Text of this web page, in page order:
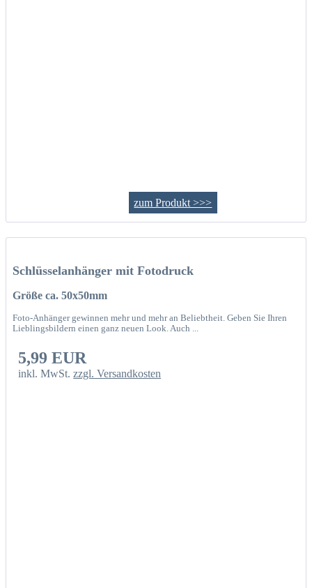
zum Produkt >>>
Schlüsselanhänger mit Fotodruck
Größe ca. 50x50mm
Foto-Anhänger gewinnen mehr und mehr an Beliebtheit. Geben Sie Ihren
Lieblingsbildern einen ganz neuen Look. Auch ...
5,99 EUR
inkl. MwSt.zzgl. Versandkosten